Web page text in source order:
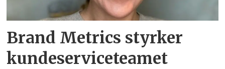
Brand Metrics styrker
kundeserviceteamet